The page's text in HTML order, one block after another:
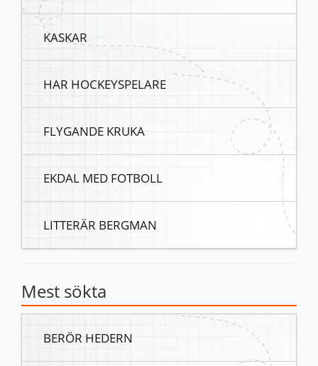
KASKAR
HAR HOCKEYSPELARE
FLYGANDE KRUKA
EKDAL MED FOTBOLL
LITTERÄR BERGMAN
Mest sökta
BERÖR HEDERN